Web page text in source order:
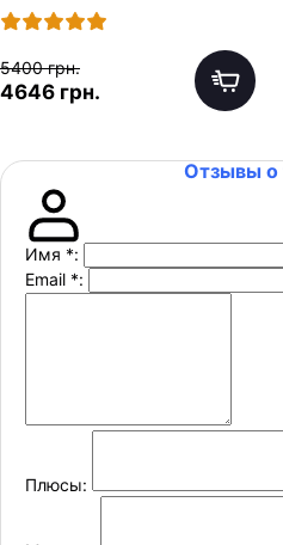
5400 грн.
4646 грн.
Отзывы о
Имя *:
Email *:
Плюсы: